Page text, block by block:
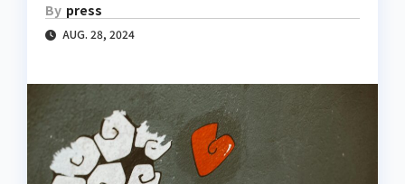
By press
AUG. 28, 2024